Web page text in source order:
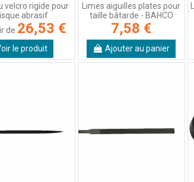
velcro rigide pour
abrasif
de 26,53 €
le produit
Limes aiguilles plates pour
taille bâtarde - BAHCO
7,58 €
Ajouter au panier